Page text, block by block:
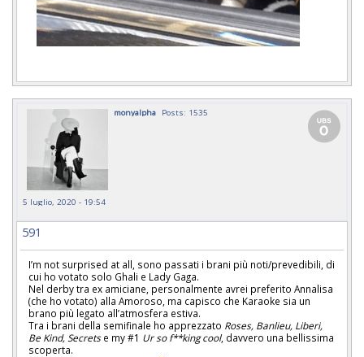
monyalpha Posts: 1535
5 luglio, 2020 - 19:54
591
I’m not surprised at all, sono passati i brani più noti/prevedibili, di
cui ho votato solo Ghali e Lady Gaga.
Nel derby tra ex amiciane, personalmente avrei preferito Annalisa
(che ho votato) alla Amoroso, ma capisco che Karaoke sia un
brano più legato all’atmosfera estiva.
Tra i brani della semifinale ho apprezzato Roses, Banlieu, Liberi,
Be Kind, Secretse my #1 Ur so f**king cool, davvero una bellissima
scoperta.